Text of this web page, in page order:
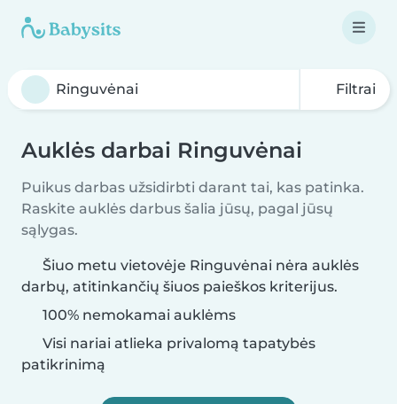
Filtrai
Auklės darbai Ringuvėnai
Puikus darbas užsidirbti darant tai, kas patinka.
Raskite auklės darbus šalia jūsų, pagal jūsų
sąlygas.
Šiuo metu vietovėje Ringuvėnai nėra auklės
darbų, atitinkančių šiuos paieškos kriterijus.
100% nemokamai auklėms
Visi nariai atlieka privalomą tapatybės
patikrinimą